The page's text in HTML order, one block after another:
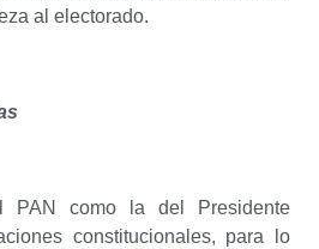
al electorado.
PAN como la del Presidente
constitucionales, para lo